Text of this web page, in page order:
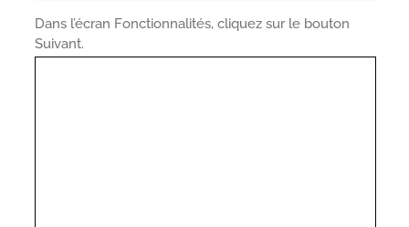
Dans l’écran Fonctionnalités, cliquez sur le bouton
Suivant.